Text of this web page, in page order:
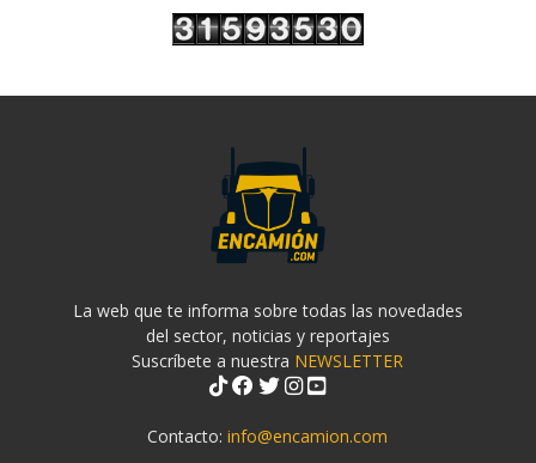
La web que te informa sobre todas las novedades
del sector, noticias y reportajes
Suscríbete a nuestra NEWSLETTER
Contacto:info@encamion.com